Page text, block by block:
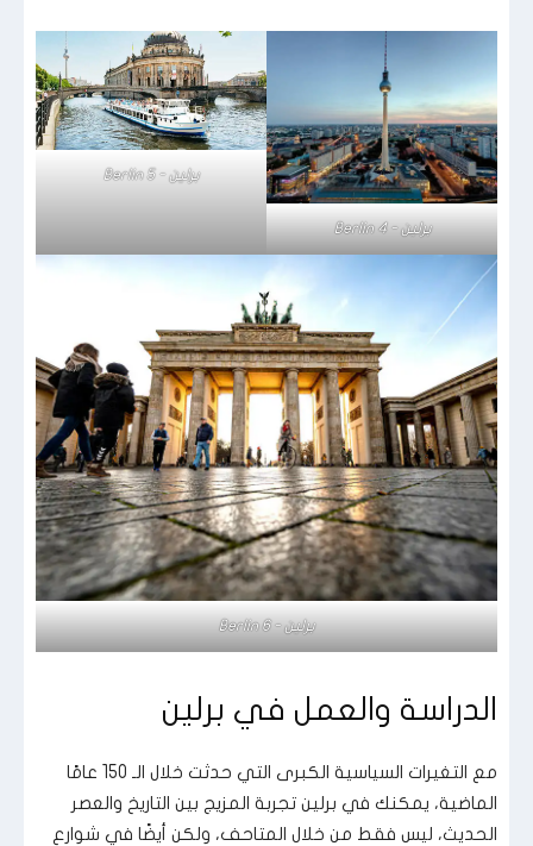
برلين - Berlin 4
برلين - Berlin 5
برلين - Berlin 6
الدراسة والعمل في برلين
مع التغيرات السياسية الكبرى التي حدثت خلال الـ 150 عامًا
الماضية، يمكنك في برلين تجربة المزيج بين التاريخ والعصر
الحديث، ليس فقط من خلال المتاحف، ولكن أيضًا في شوارع